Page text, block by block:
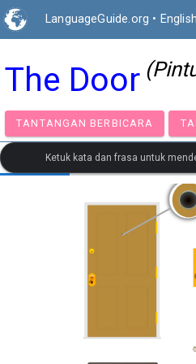
LanguageGuide.org •
The Door
TANTANGAN BERBICARA
Ketuk kata dan frasa untuk